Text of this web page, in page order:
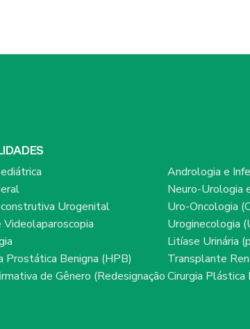
Andrologia e
Neuro-Urologia
Urogenital
Uro-Oncologia
Videolaparoscopia
Uroginecologia
Litíase Urinária
Prostática Benigna (HPB)
Transplante
de Gênero (RedesignaçãoCirurgia Plástica